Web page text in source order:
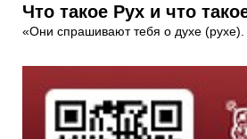
Что такое Рух и что
«Они спрашивают тебя о духе